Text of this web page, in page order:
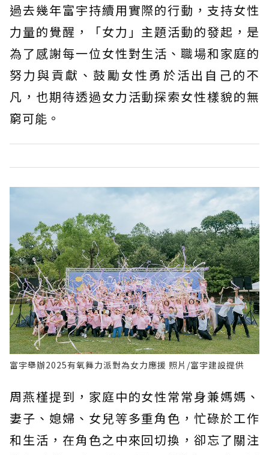
過去幾年富宇持續用實際的行動，支持女性
力量的覺醒，「女力」主題活動的發起，是
為了感謝每一位女性對生活、職場和家庭的
努力與貢獻、鼓勵女性勇於活出自己的不
凡，也期待透過女力活動探索女性樣貌的無
窮可能。
富宇舉辦2025有氧舞力派對為女力應援 照片/富宇建設提供
周燕槿提到，家庭中的女性常常身兼媽媽、
妻子、媳婦、女兒等多重角色，忙碌於工作
和生活，在角色之中來回切換，卻忘了關注